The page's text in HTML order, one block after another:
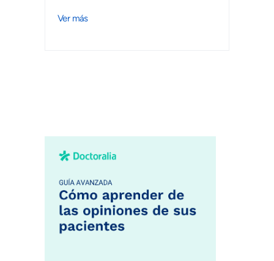
Ver más